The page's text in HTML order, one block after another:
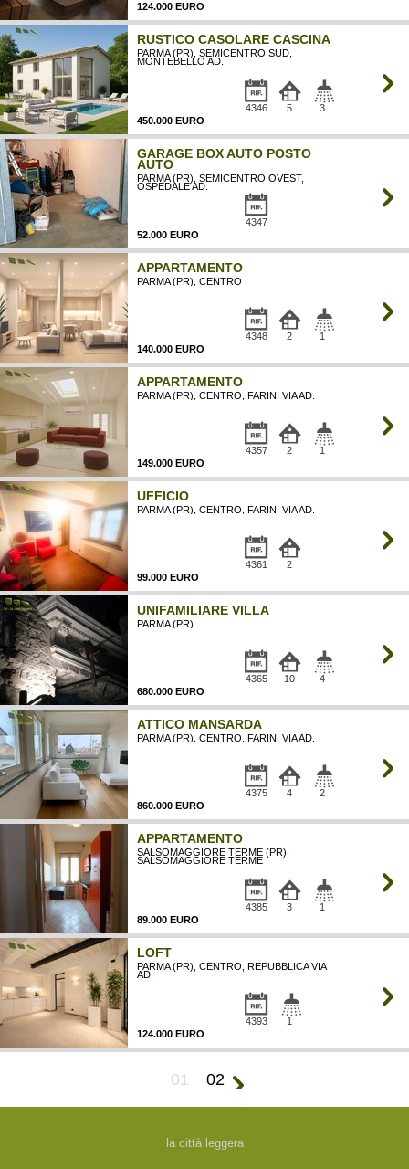
124.000 EURO
RUSTICO CASOLARE CASCINA
PARMA (PR), SEMICENTRO SUD,
MONTEBELLO AD.
450.000 EURO
4346 5 3
GARAGE BOX AUTO POSTO
AUTO
PARMA (PR), SEMICENTRO OVEST,
OSPEDALE AD.
52.000 EURO
4347
APPARTAMENTO
PARMA (PR), CENTRO
140.000 EURO
4348 2 1
APPARTAMENTO
PARMA (PR), CENTRO, FARINI VIA AD.
149.000 EURO
4357 2 1
UFFICIO
PARMA (PR), CENTRO, FARINI VIA AD.
99.000 EURO
4361 2
UNIFAMILIARE VILLA
PARMA (PR)
680.000 EURO
4365 10 4
ATTICO MANSARDA
PARMA (PR), CENTRO, FARINI VIA AD.
860.000 EURO
4375 4 2
APPARTAMENTO
SALSOMAGGIORE TERME (PR),
SALSOMAGGIORE TERME
89.000 EURO
4385 3 1
LOFT
PARMA (PR), CENTRO, REPUBBLICA VIA
AD.
124.000 EURO
4393 1
01 02
la città leggera